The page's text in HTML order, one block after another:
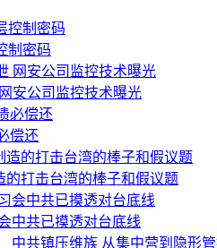
制密码
安公司监控技术曝光
偿还
的打击台湾的棒子和假议题
中共已摸透对台底线